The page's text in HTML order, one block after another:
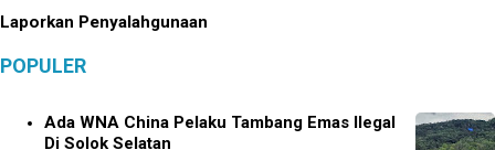
Laporkan Penyalahgunaan
POPULER
Ada WNA China Pelaku Tambang Emas Ilegal
Di Solok Selatan